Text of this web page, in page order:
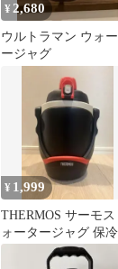
¥2,680
ウルトラマン ウォ
ージャグ
¥ 1,999
THERMOS サーモス
ォータージャグ 保冷
用 1.9L